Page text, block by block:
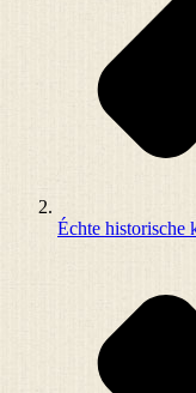
Échte historische